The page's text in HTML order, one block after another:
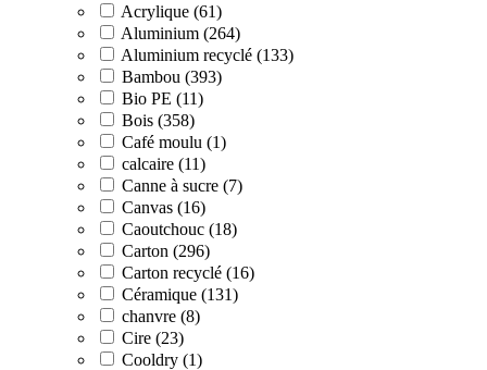
Acrylique (61)
Aluminium (264)
Aluminium recyclé (133)
Bambou (393)
Bio PE (11)
Bois (358)
Café moulu (1)
calcaire (11)
Canne à sucre (7)
Canvas (16)
Caoutchouc (18)
Carton (296)
Carton recyclé (16)
Céramique (131)
chanvre (8)
Cire (23)
Cooldry (1)